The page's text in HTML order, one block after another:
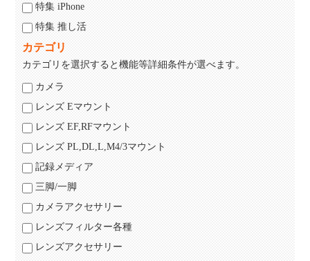
特集 iPhone
特集 推し活
カテゴリ
カテゴリを選択すると機能等詳細条件が選べます。
カメラ
レンズ Eマウント
レンズ EF,RFマウント
レンズ PL,DL,L,M4/3マウント
記録メディア
三脚/一脚
カメラアクセサリー
レンズフィルター各種
レンズアクセサリー